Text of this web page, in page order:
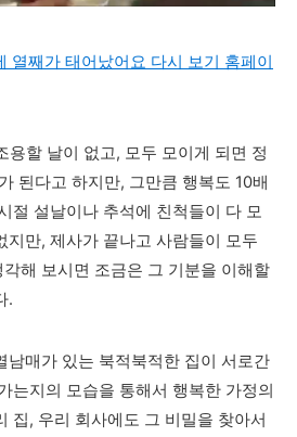
열째가 태어났어요 다시 보기 홈페이
용할 날이 없고, 모두 모이게 되면 정
된다고 하지만, 그만큼 행복도 10배
절 설날이나 추석에 친척들이 다 모
지만, 제사가 끝나고 사람들이 모두
해 보시면 조금은 그 기분을 이해할
.
남매가 있는 북적북적한 집이 서로간
는지의 모습을 통해서 행복한 가정의
집, 우리 회사에도 그 비밀을 찾아서